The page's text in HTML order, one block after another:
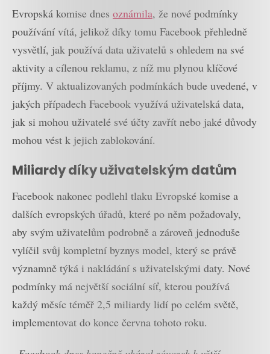
Evropská komise dnes oznámila, že nové podmínky
používání vítá, jelikož díky tomu Facebook přehledně
vysvětlí, jak používá data uživatelů s ohledem na své
aktivity a cílenou reklamu, z níž mu plynou klíčové
příjmy. V aktualizovaných podmínkách bude uvedené, v
jakých případech Facebook využívá uživatelská data,
jak si mohou uživatelé své účty zavřít nebo jaké důvody
mohou vést k jejich zablokování.
Miliardy díky uživatelským datům
Facebook nakonec podlehl tlaku Evropské komise a
dalších evropských úřadů, které po něm požadovaly,
aby svým uživatelům podrobně a zároveň jednoduše
vylíčil svůj kompletní byznys model, který se právě
významně týká i nakládání s uživatelskými daty. Nové
podmínky má největší sociální síť, kterou používá
každý měsíc téměř 2,5 miliardy lidí po celém světě,
implementovat do konce června tohoto roku.